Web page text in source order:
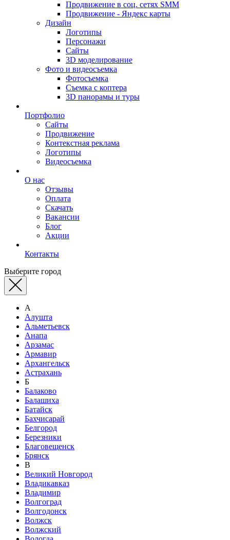
Продвижение в соц. сетях SMM
Продвижение - Яндекс карты
Дизайн
Логотипы
Персонажи
Сайты
3D моделирование
Фото и видеосъемка
Фотосъемка
Съемка с коптера
3D панорамы и туры
Портфолио
Сайты
Продвижение
Контекстная реклама
Логотипы
Видеосъемка
О нас
Отзывы
Оплата
Скачать
Вакансии
Блог
Акции
Контакты
Выберите город
А
Алушта
Альметьевск
Анапа
Арзамас
Армавир
Архангельск
Астрахань
Б
Балаково
Балашиха
Батайск
Бахчисарай
Белгород
Березники
Благовещенск
Брянск
В
Великий Новгород
Владикавказ
Владимир
Волгоград
Волгодонск
Волжск
Волжский